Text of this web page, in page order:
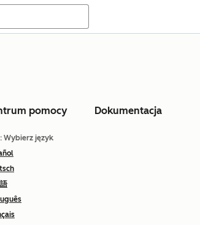
pomocy Dokumentacja
: Wybierz język